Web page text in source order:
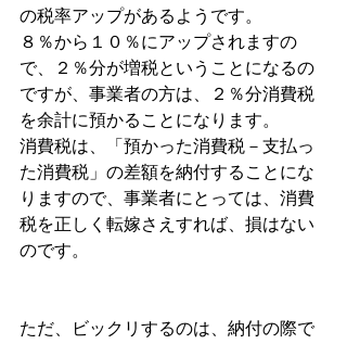
の税率アップがあるようです。
８％から１０％にアップされますの
で、２％分が増税ということになるの
ですが、事業者の方は、２％分消費税
を余計に預かることになります。
消費税は、「預かった消費税－支払っ
た消費税」の差額を納付することにな
りますので、事業者にとっては、消費
税を正しく転嫁さえすれば、損はない
のです。
ただ、ビックリするのは、納付の際で